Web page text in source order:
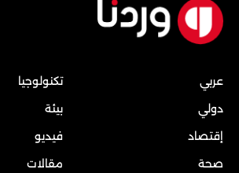
عربي
دولي
إقتصاد
صحة
تكنولوجيا
بيئة
فيديو
مقالات